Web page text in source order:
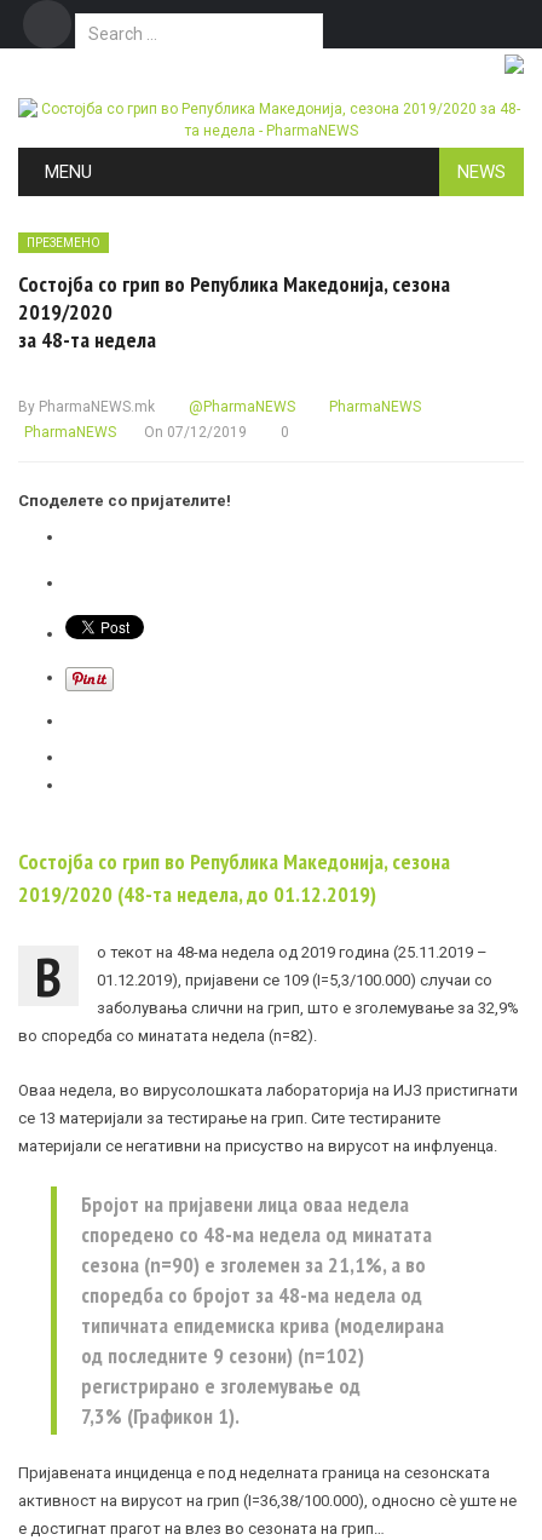
Search for:
MENU NEWS
ПРЕЗЕМЕНО
Состојба со грип во Република Македонија, сезона
2019/2020
за 48-та недела
By PharmaNEWS.mk @PharmaNEWS
PharmaNEWS
PharmaNEWS
On 07/12/2019 0
Споделете со пријателите!
Состојба со грип во Република Македонија, сезона
2019/2020 (48-та недела, до 01.12.2019)
В
о текот на 48-ма недела од 2019 година (25.11.2019 –
01.12.2019), пријавени се 109 (I=5,3/100.000) случаи со
заболувања слични на грип, што е зголемување за 32,9%
во споредба со минатата недела (n=82).
Оваа недела, во вирусолошката лабораторија на ИЈЗ пристигнати
се 13 материјали за тестирање на грип. Сите тестираните
материјали се негативни на присуство на вирусот на инфлуенца.
Бројот на пријавени лица оваа недела
споредено со 48-ма недела од минатата
сезона (n=90) е зголемен за 21,1%, а во
споредба со бројот за 48-ма недела од
типичната епидемиска крива (моделирана
од последните 9 сезони) (n=102)
регистрирано е зголемување од
7,3% (Графикон 1).
Пријавената инциденца е под неделната граница на сезонската
активност на вирусот на грип (I=36,38/100.000), односно сѐ уште не
е достигнат прагот на влез во сезоната на грип…